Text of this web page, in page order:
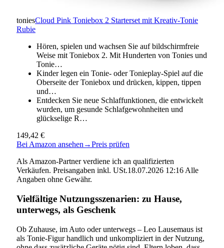
toniesCloud Pink Toniebox 2 Starterset mit Kreativ-Tonie
Rubie
Hören, spielen und wachsen Sie auf bildschirmfreie
Weise mit Toniebox 2. Mit Hunderten von Tonies und
Tonie…
Kinder legen ein Tonie- oder Tonieplay-Spiel auf die
Oberseite der Toniebox und drücken, kippen, tippen
und…
Entdecken Sie neue Schlaffunktionen, die entwickelt
wurden, um gesunde Schlafgewohnheiten und
glückselige R…
149,42 €
Bei Amazon ansehen→Preis prüfen
Als Amazon-Partner verdiene ich an qualifizierten
Verkäufen. Preisangaben inkl. USt.18.07.2026 12:16 Alle
Angaben ohne Gewähr.
Vielfältige Nutzungsszenarien: zu Hause,
unterwegs, als Geschenk
Ob Zuhause, im Auto oder unterwegs – Leo Lausemaus ist
als Tonie-Figur handlich und unkompliziert in der Nutzung,